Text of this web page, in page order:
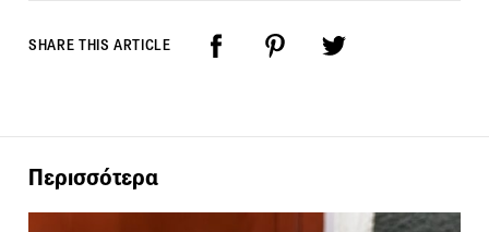
SHARE THIS ARTICLE
Περισσότερα